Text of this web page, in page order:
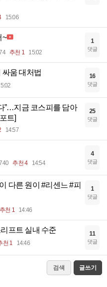
15:06
~
추천 1 15:02
1
댓글
싸움 대처법 16
댓글
”…지금 코스피를 담아
트]
14:57
25
댓글
추천 4 14:54
4
댓글
다른 원이 #리센느 #피
추천 1 14:46
1
댓글
프트 실내 수준
천 1 14:46
11
댓글
검색 글쓰기